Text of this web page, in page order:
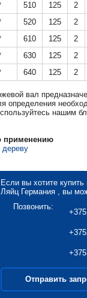
510 125
2
520 125
2
610 125
2
630 125
2
640 125 2
вал
определения
нашим
применению
дереву
Если вы хотите
Ляйц Германия , вы
Позвонить:
Отправить